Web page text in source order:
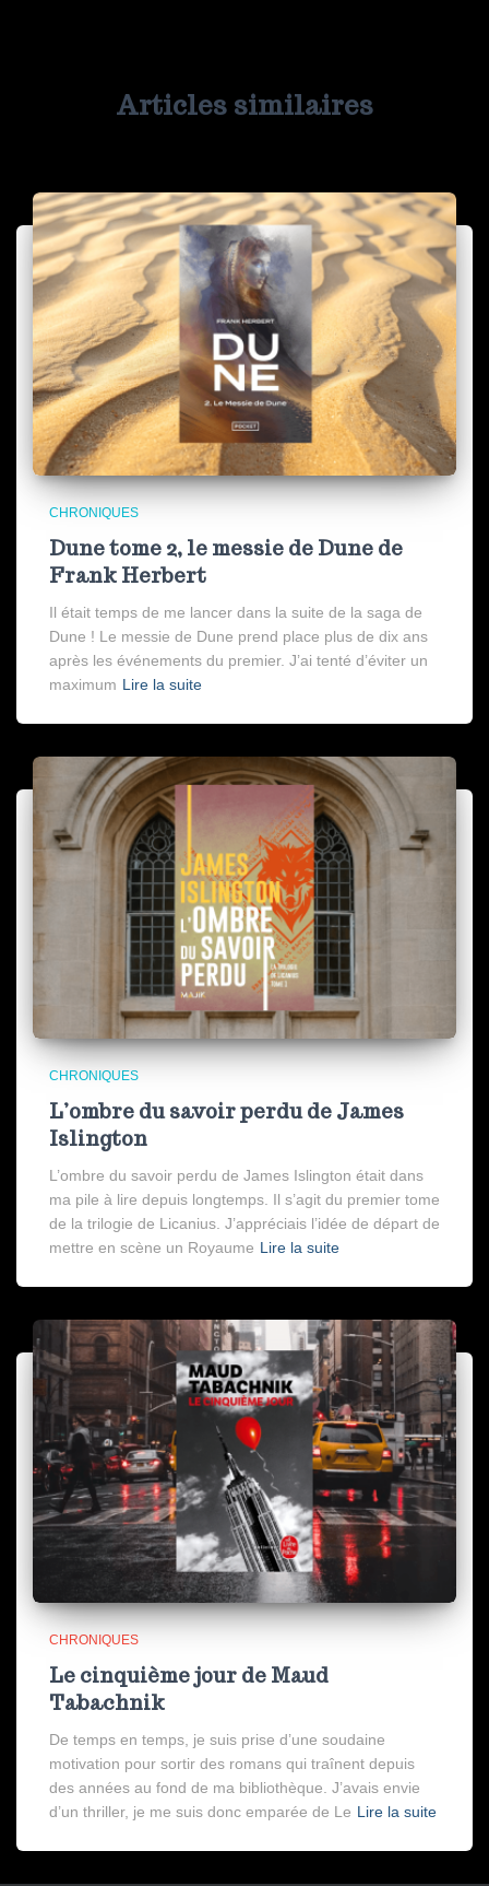
Articles similaires
CHRONIQUES
Dune tome 2, le messie de Dune de
Frank Herbert
Il était temps de me lancer dans la suite de la saga de
Dune ! Le messie de Dune prend place plus de dix ans
après les événements du premier. J’ai tenté d’éviter un
maximum Lire la suite
CHRONIQUES
L’ombre du savoir perdu de James
Islington
L’ombre du savoir perdu de James Islington était dans
ma pile à lire depuis longtemps. Il s’agit du premier tome
de la trilogie de Licanius. J’appréciais l’idée de départ de
mettre en scène un Royaume Lire la suite
CHRONIQUES
Le cinquième jour de Maud
Tabachnik
De temps en temps, je suis prise d’une soudaine
motivation pour sortir des romans qui traînent depuis
des années au fond de ma bibliothèque. J’avais envie
d’un thriller, je me suis donc emparée de Le Lire la suite